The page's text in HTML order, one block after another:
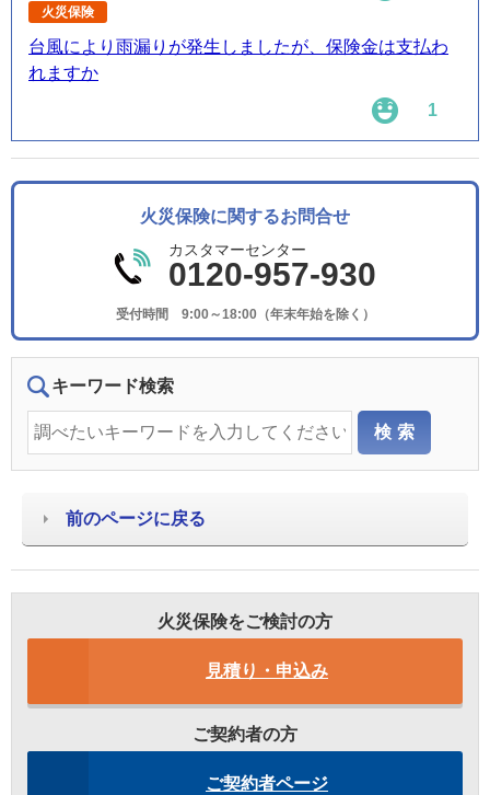
火災保険
台風により雨漏りが発生しましたが、保険金は支払わ
れますか
1
火災保険に関するお問合せ
カスタマーセンター
0120-957-930
受付時間 9:00～18:00（年末年始を除く）
キーワード検索
前のページに戻る
火災保険をご検討の方
見積り・申込み
ご契約者の方
ご契約者ページ